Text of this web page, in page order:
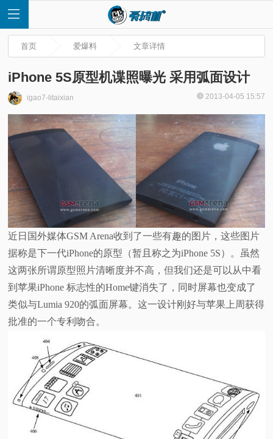
页
快
讯
评
视
频
首页 爱爆料 文章详情
iPhone 5S原型机谍照曝光 采用弧面设计
igao7-litaixian 2013-04-05 15:57
近日国外媒体GSM Arena收到了一些有趣的图片，这些图片
据称是下一代iPhone的原型（暂且称之为iPhone 5S）。虽然
这两张所谓原型照片清晰度并不高，但我们还是可以从中看
到苹果iPhone 标志性的Home键消失了，同时屏幕也变成了
类似与Lumia 920的弧面屏幕。这一设计刚好与苹果上周获得
批准的一个专利吻合。